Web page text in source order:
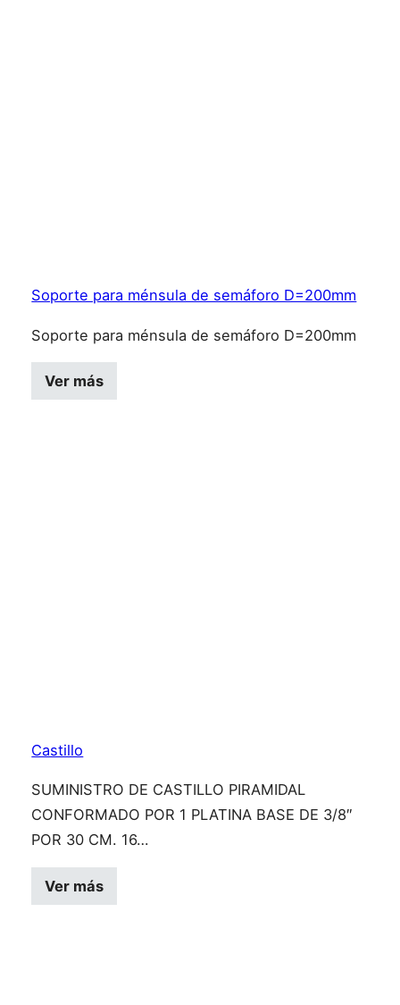
Soporte para ménsula de semáforo D=200mm
Soporte para ménsula de semáforo D=200mm
Ver más
Castillo
SUMINISTRO DE CASTILLO PIRAMIDAL
CONFORMADO POR 1 PLATINA BASE DE 3/8″
POR 30 CM. 16…
Ver más